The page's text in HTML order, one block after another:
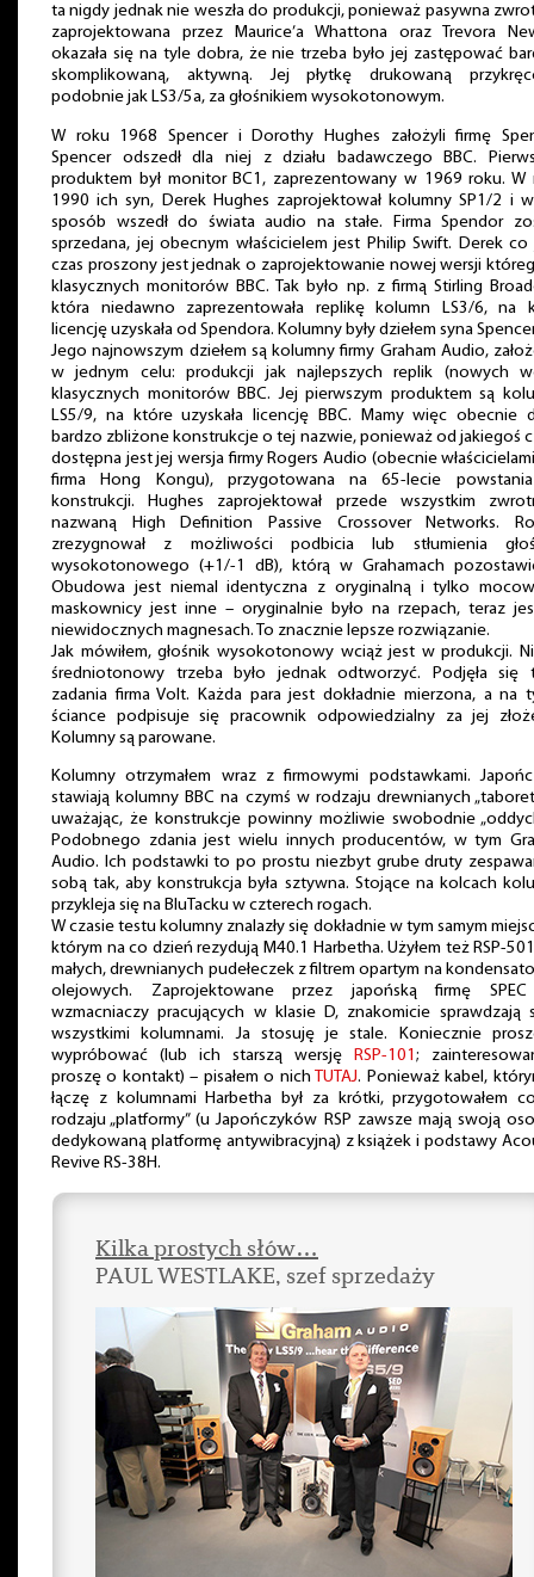
ta nigdy jednak nie weszła do produkcji, ponieważ pasywna
zaprojektowana przez Maurice’a Whattona oraz Trevora
okazała się na tyle dobra, że nie trzeba było jej zastępować
skomplikowaną, aktywną. Jej płytkę drukowaną
podobnie jak LS3/5a, za głośnikiem wysokotonowym.
W roku 1968 Spencer i Dorothy Hughes założyli firmę
Spencer odszedł dla niej z działu badawczego BBC.
produktem był monitor BC1, zaprezentowany w 1969 roku. W
1990 ich syn, Derek Hughes zaprojektował kolumny SP1/2 i
sposób wszedł do świata audio na stałe. Firma Spendor
sprzedana, jej obecnym właścicielem jest Philip Swift. Derek co
czas proszony jest jednak o zaprojektowanie nowej wersji
klasycznych monitorów BBC. Tak było np. z firmą Stirling
która niedawno zaprezentowała replikę kolumn LS3/6, na
licencję uzyskała od Spendora. Kolumny były dziełem syna
Jego najnowszym dziełem są kolumny firmy Graham Audio,
w jednym celu: produkcji jak najlepszych replik (nowych
klasycznych monitorów BBC. Jej pierwszym produktem są
LS5/9, na które uzyskała licencję BBC. Mamy więc obecnie
bardzo zbliżone konstrukcje o tej nazwie, ponieważ od jakiegoś
dostępna jest jej wersja firmy Rogers Audio (obecnie
firma Hong Kongu), przygotowana na 65-lecie
konstrukcji. Hughes zaprojektował przede wszystkim
nazwaną High Definition Passive Crossover Networks.
zrezygnował z możliwości podbicia lub stłumienia
wysokotonowego (+1/-1 dB), którą w Grahamach
Obudowa jest niemal identyczna z oryginalną i tylko
maskownicy jest inne – oryginalnie było na rzepach, teraz
niewidocznych magnesach. To znacznie lepsze rozwiązanie.
Jak mówiłem, głośnik wysokotonowy wciąż jest w produkcji.
średniotonowy trzeba było jednak odtworzyć. Podjęła się
zadania firma Volt. Każda para jest dokładnie mierzona, a na
ściance podpisuje się pracownik odpowiedzialny za jej
Kolumny są parowane.
Kolumny otrzymałem wraz z firmowymi podstawkami.
stawiają kolumny BBC na czymś w rodzaju drewnianych
uważając, że konstrukcje powinny możliwie swobodnie
Podobnego zdania jest wielu innych producentów, w tym
Audio. Ich podstawki to po prostu niezbyt grube druty
sobą tak, aby konstrukcja była sztywna. Stojące na kolcach
przykleja się na BluTacku w czterech rogach.
W czasie testu kolumny znalazły się dokładnie w tym samym
którym na co dzień rezydują M40.1 Harbetha. Użyłem też RSP-
małych, drewnianych pudełeczek z filtrem opartym na
olejowych. Zaprojektowane przez japońską firmę
wzmacniaczy pracujących w klasie D, znakomicie sprawdzają
wszystkimi kolumnami. Ja stosuję je stale. Koniecznie
wypróbować (lub ich starszą wersję RSP-101 ;
proszę o kontakt) – pisałem o nich TUTAJ. Ponieważ kabel,
łączę z kolumnami Harbetha był za krótki, przygotowałem
rodzaju „platformy” (u Japończyków RSP zawsze mają swoją
dedykowaną platformę antywibracyjną) z książek i podstawy
Revive RS-38H.
Kilka prostych słów…
PAUL WESTLAKE, szef sprzedaży